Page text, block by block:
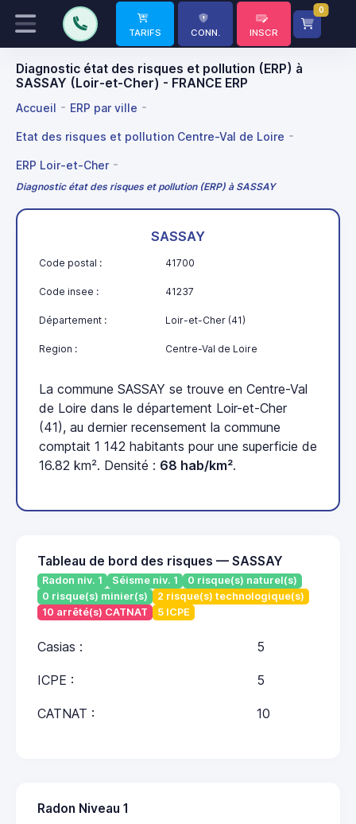
TARIFS CONN. INSCR
0
Diagnostic état des risques et pollution (ERP) à
SASSAY (Loir-et-Cher) - FRANCE ERP
Accueil ERP par ville
Etat des risques et pollution Centre-Val de Loire
ERP Loir-et-Cher
Diagnostic état des risques et pollution (ERP) à SASSAY
SASSAY
Code postal : 41700
Code insee : 41237
Département : Loir-et-Cher (41)
Region : Centre-Val de Loire
La commune SASSAY se trouve en Centre-Val
de Loire dans le département Loir-et-Cher
(41), au dernier recensement la commune
comptait 1 142 habitants pour une superficie de
16.82 km². Densité : 68 hab/km².
Tableau de bord des risques — SASSAY
Radon niv. 1 Séisme niv. 1
0 risque(s) naturel(s)
0 risque(s) minier(s)
2 risque(s) technologique(s)
10 arrêté(s) CATNAT
5 ICPE
Casias : 5
ICPE : 5
CATNAT : 10
Radon Niveau 1